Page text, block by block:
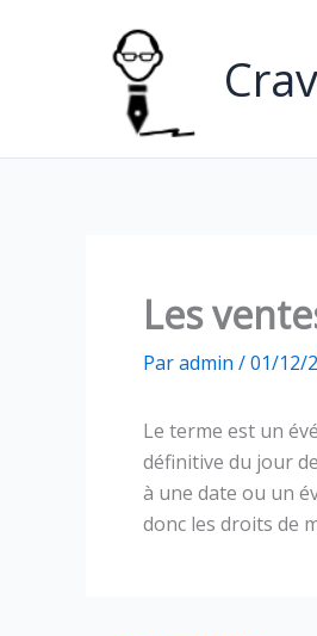
Les
Paradmin /01/12/
Le terme est un
définitive du jour
à une date ou un
donc les droits de